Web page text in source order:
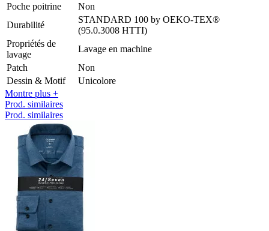
Poche poitrine
Non
Durabilité
STANDARD 100 by OEKO-TEX®
(95.0.3008 HTTI)
Propriétés de
lavage
Lavage en machine
Patch
Non
Dessin & Motif
Unicolore
Montre plus +
Prod. similaires
Prod. similaires